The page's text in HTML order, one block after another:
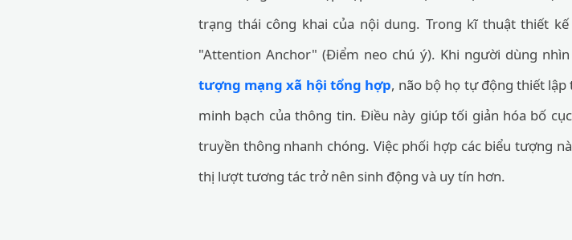
trạng thái công khai của nội dung. Trong kĩ thuật thiết
"Attention Anchor" (Điểm neo chú ý). Khi người dùng
tượng mạng xã hội tổng hợp, não bộ họ tự động thiết
minh bạch của thông tin. Điều này giúp tối giản hóa bố
truyền thông nhanh chóng. Việc phối hợp các biểu tượng
thị lượt tương tác trở nên sinh động và uy tín hơn.